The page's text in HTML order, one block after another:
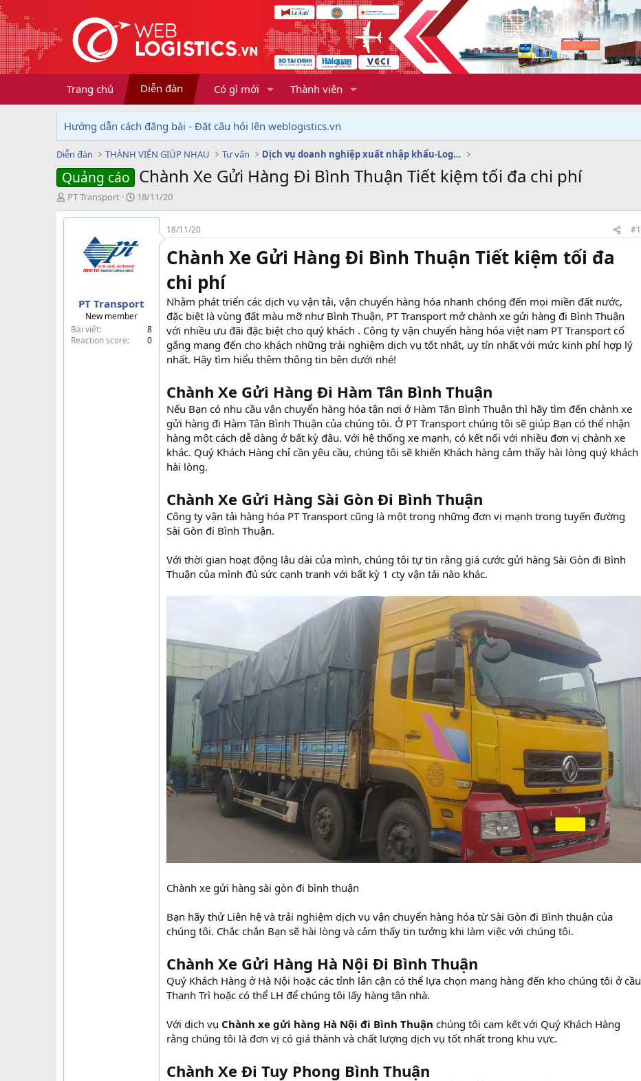
Trang chủ Diễn đàn Có gì mới Thành viên
Hướng dẫn cách đăng bài - Đặt câu hỏi lên weblogistics.vn
Diễn đàn THÀNH VIÊN GIÚP NHAU Tư vấn Dịch vụ doanh nghiệp xuất nhập khẩu-Logistics
Quảng cáo Chành Xe Gửi Hàng Đi Bình Thuận Tiết kiệm tối đa chi phí
T
h
r
PT Transport
N
g
à
g
18/11/20
PT Transport
New member
Bài viết
8
Reaction score
0
18/11/20 #1
Chành Xe Gửi Hàng Đi Bình Thuận Tiết kiệm tối đa
chi phí
Nhằm phát triển các dịch vụ vận tải, vận chuyển hàng hóa nhanh chóng đến mọi miền đất nước,
đặc biệt là vùng đất màu mỡ như Bình Thuận, PT Transport mở chành xe gửi hàng đi Bình Thuận
với nhiều ưu đãi đặc biệt cho quý khách . Công ty vận chuyển hàng hóa việt nam PT Transport cố
gắng mang đến cho khách những trải nghiệm dịch vụ tốt nhất, uy tín nhất với mức kinh phí hợp lý
nhất. Hãy tìm hiểu thêm thông tin bên dưới nhé!
Chành Xe Gửi Hàng Đi Hàm Tân Bình Thuận
Nếu Bạn có nhu cầu vận chuyển hàng hóa tận nơi ở Hàm Tân Bình Thuận thì hãy tìm đến chành xe
gửi hàng đi Hàm Tân Bình Thuận của chúng tôi. Ở PT Transport chúng tôi sẽ giúp Bạn có thể nhận
hàng một cách dễ dàng ở bất kỳ đâu. Với hệ thống xe mạnh, có kết nối với nhiều đơn vị chành xe
khác. Quý Khách Hàng chỉ cần yêu cầu, chúng tôi sẽ khiến Khách hàng cảm thấy hài lòng quý khách
hài lòng.
Chành Xe Gửi Hàng Sài Gòn Đi Bình Thuận
Công ty vận tải hàng hóa PT Transport cũng là một trong những đơn vị mạnh trong tuyến đường
Sài Gòn đi Bình Thuận.
Với thời gian hoạt động lâu dài của mình, chúng tôi tự tin rằng giá cước gửi hàng Sài Gòn đi Bình
Thuận của mình đủ sức cạnh tranh với bất kỳ 1 cty vận tải nào khác.
Chành xe gửi hàng sài gòn đi bình thuận
Bạn hãy thử Liên hệ và trải nghiệm dịch vụ vận chuyển hàng hóa từ Sài Gòn đi Bình thuận của
chúng tôi. Chắc chắn Bạn sẽ hài lòng và cảm thấy tin tưởng khi làm việc với chúng tôi.
Chành Xe Gửi Hàng Hà Nội Đi Bình Thuận
Quý Khách Hàng ở Hà Nội hoặc các tỉnh lân cận có thể lựa chọn mang hàng đến kho chúng tôi ở cầu
Thanh Trì hoặc có thể LH để chúng tôi lấy hàng tận nhà.
Với dịch vụ Chành xe gửi hàng Hà Nội đi Bình Thuận chúng tôi cam kết với Quý Khách Hàng
rằng chúng tôi là đơn vị có giá thành và chất lượng dịch vụ tốt nhất trong khu vực.
Chành Xe Đi Tuy Phong Bình Thuận